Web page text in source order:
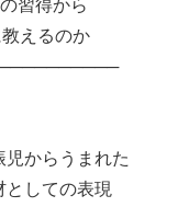
習得から
るのか
からうまれた
しての表現